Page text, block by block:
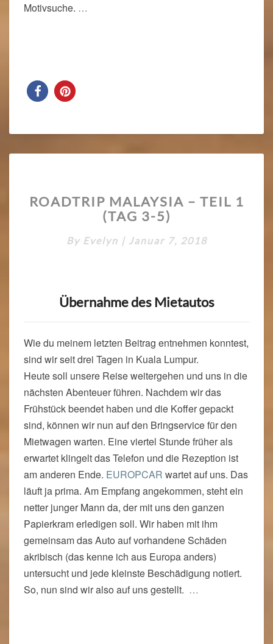
Motivsuche. …
MALAYSIA
–
1
ROADTRIP MALAYSIA – TEIL 1
(TAG 3-5)
By Evelyn | Januar 7, 2018
Übernahme des Mietautos
Wie du meinem letzten Beitrag entnehmen konntest,
sind wir seit drei Tagen in Kuala Lumpur.
Heute soll unsere Reise weitergehen und uns in die
nächsten Abenteuer führen. Nachdem wir das
Frühstück beendet haben und die Koffer gepackt
sind, können wir nun auf den Bringservice für den
Mietwagen warten. Eine viertel Stunde früher als
erwartet klingelt das Telefon und die Rezeption ist
am anderen Ende. EUROPCAR wartet auf uns. Das
läuft ja prima. Am Empfang angekommen, steht ein
netter junger Mann da, der mit uns den ganzen
Papierkram erledigen soll. Wir haben mit ihm
gemeinsam das Auto auf vorhandene Schäden
akribisch (das kenne ich aus Europa anders)
untersucht und jede kleinste Beschädigung notiert.
So, nun sind wir also auf uns gestellt. …